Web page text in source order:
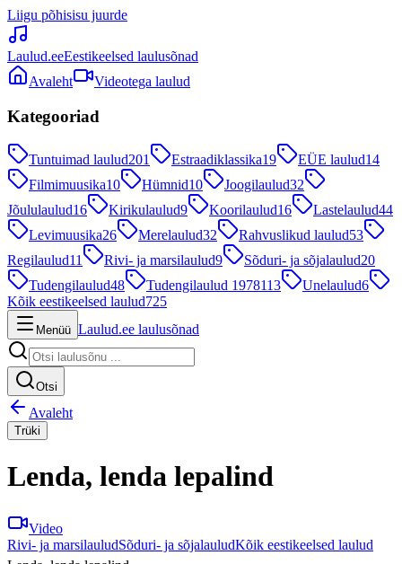
Liigu põhisisu juurde
Laulud.eeEestikeelsed laulusõnad
Avaleht
Videotega laulud
Kategooriad
Tuntuimad laulud201 Estraadiklassika19 EÜE laulud14
Filmimuusika10 Hümnid10 Joogilaulud32
Jõululaulud16 Kirikulaulud9 Koorilaulud16 Lastelaulud44
Levimuusika26 Merelaulud32 Rahvuslikud laulud53
Regilaulud11 Rivi- ja marsilaulud9 Sõduri- ja sõjalaulud20
Tudengilaulud48 Tudengilaulud 1978113 Unelaulud6
Kõik eestikeelsed laulud725
Menüü Laulud.ee laulusõnad
Otsi
Avaleht
Trüki
Lenda, lenda lepalind
Video
Rivi- ja marsilauludSõduri- ja sõjalauludKõik eestikeelsed laulud